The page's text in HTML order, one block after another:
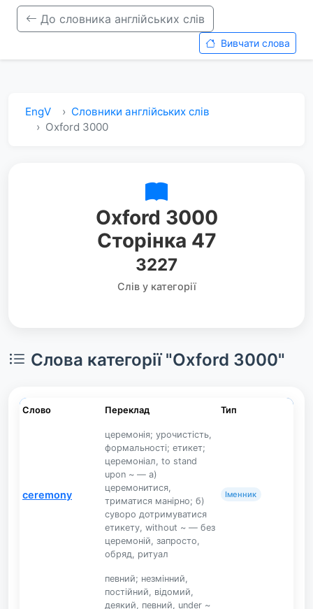
До словника англійських слів
Вивчати слова
EngV
Словники англійських слів
Oxford 3000
Oxford 3000
Сторінка 47
3227
Слів у категорії
Слова категорії "Oxford 3000"
Слово Переклад Тип
ceremony
церемонія; урочистість,
формальності; етикет;
церемоніал, to stand
upon ~ — а)
церемонитися,
триматися манірно; б)
суворо дотримуватися
етикету, without ~ — без
церемоній, запросто,
обряд, ритуал
Іменник
певний; незмінний,
постійний, відомий,
деякий, певний, under ~